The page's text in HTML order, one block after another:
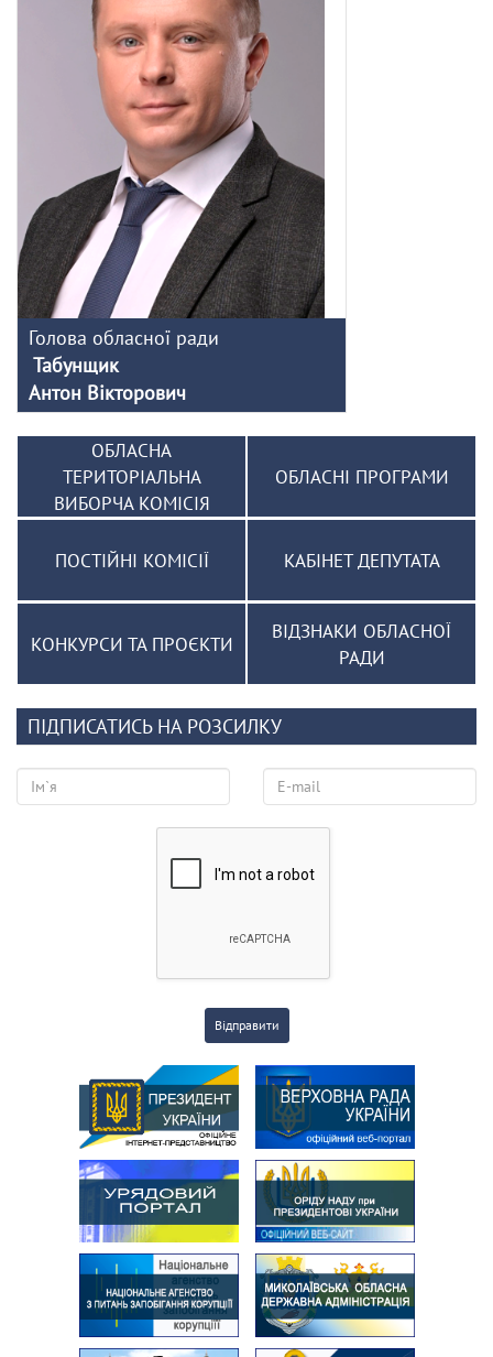
Голова обласної ради
Табунщик
Антон Вікторович
ОБЛАСНА
ТЕРИТОРІАЛЬНА
ВИБОРЧА КОМІСІЯ
ОБЛАСНІ ПРОГРАМИ
ПОСТІЙНІ КОМІСІЇ КАБІНЕТ ДЕПУТАТА
КОНКУРСИ ТА ПРОЄКТИ
ВІДЗНАКИ ОБЛАСНОЇ
РАДИ
ПІДПИСАТИСЬ НА РОЗСИЛКУ
Відправити